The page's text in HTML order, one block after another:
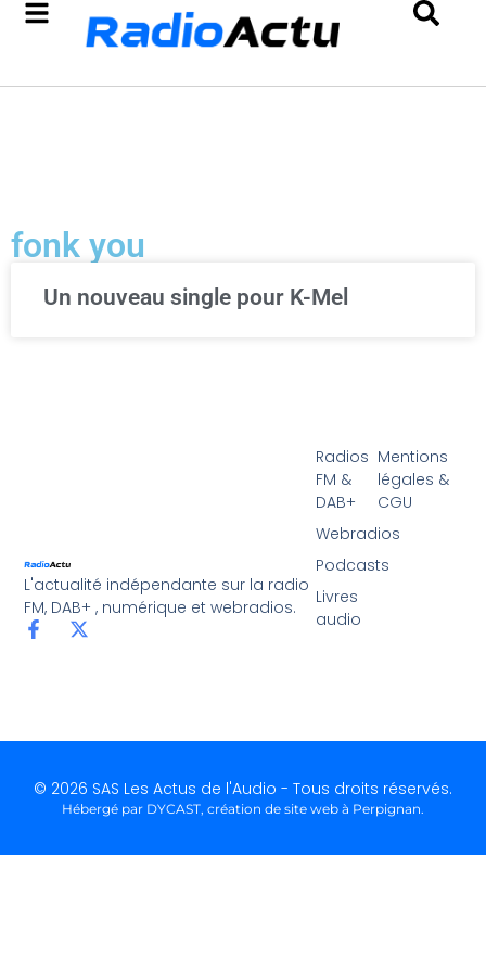
fonk you
Un nouveau single pour K-Mel
L'actualité indépendante sur la radio
FM, DAB+ , numérique et webradios.
Radios
FM &
DAB+
Webradios
Podcasts
Livres
audio
Mentions
légales &
CGU
© 2026 SAS Les Actus de l'Audio - Tous droits réservés.
Hébergé par DYCAST, création de site web à Perpignan.